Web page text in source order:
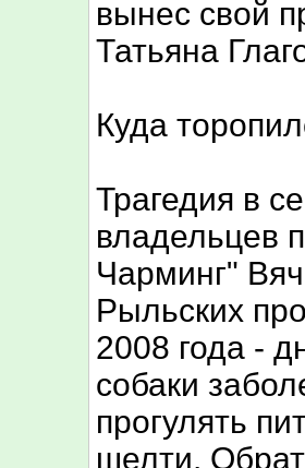
вынес свой
Татьяна
Куда
Трагедия в
владельцев
Чарминг"
Рыльских
2008 года -
собаки
прогулять
шелти.